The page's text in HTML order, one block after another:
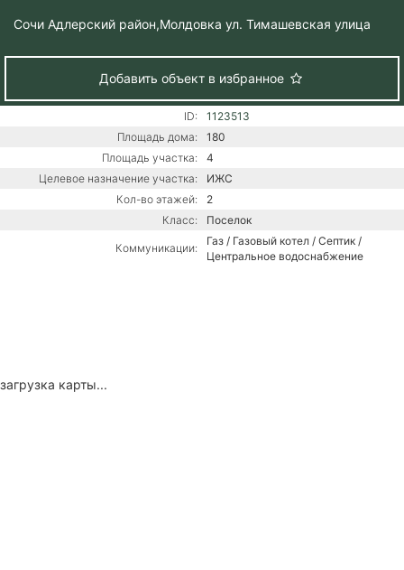
Сочи Адлерский район,Молдовка ул. Тимашевская улица
Добавить объект в избранное
ID:
1123513
Площадь дома:
180
Площадь участка:
4
Целевое назначение участка:
ИЖС
Кол-во этажей:
2
Класс:
Поселок
Коммуникации:
Газ / Газовый котел / Септик /
Центральное водоснабжение
загрузка карты...